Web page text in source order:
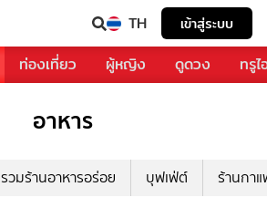
TH เข้าสู่ระบบ
ท่องเที่ยว ผู้หญิง ดูดวง ทรู
อาหาร
รวมร้านอาหารอร่อย บุฟเฟ่ต์ ร้านกา